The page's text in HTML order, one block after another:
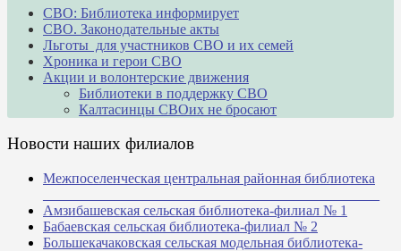
СВО: Библиотека информирует
СВО. Законодательные акты
Льготы для участников СВО и их семей
Хроника и герои СВО
Акции и волонтерские движения
Библиотеки в поддержку СВО
Калтасинцы СВОих не бросают
Новости наших филиалов
Межпоселенческая центральная районная библиотека
Амзибашевская сельская библиотека-филиал № 1
Бабаевская сельская библиотека-филиал № 2
Большекачаковская сельская модельная библиотека-